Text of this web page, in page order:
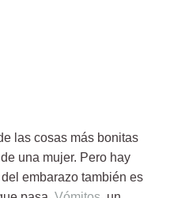
las cosas más bonitas
una mujer. Pero hay
embarazo también es